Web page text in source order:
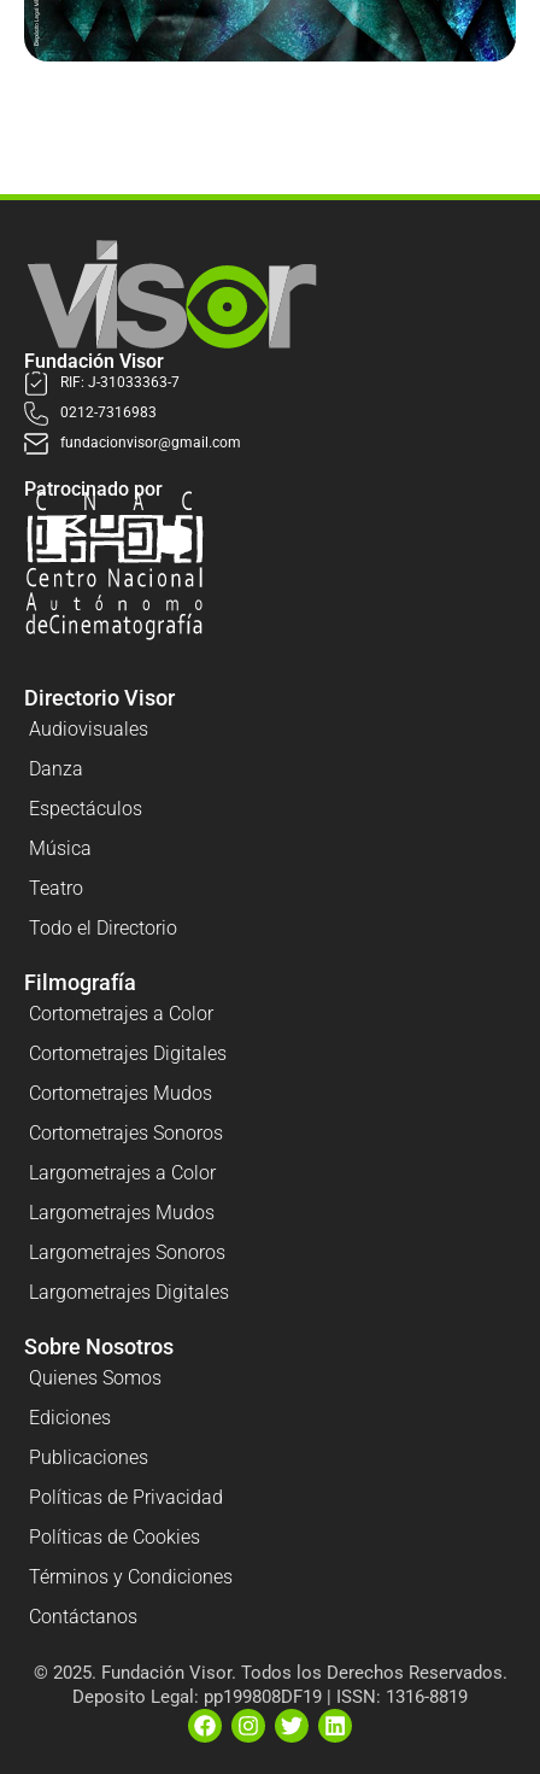
Fundación Visor
RIF: J-31033363-7
0212-7316983
fundacionvisor@gmail.com
Patrocinado por
Directorio Visor
Audiovisuales
Danza
Espectáculos
Música
Teatro
Todo el Directorio
Filmografía
Cortometrajes a Color
Cortometrajes Digitales
Cortometrajes Mudos
Cortometrajes Sonoros
Largometrajes a Color
Largometrajes Mudos
Largometrajes Sonoros
Largometrajes Digitales
Sobre Nosotros
Quienes Somos
Ediciones
Publicaciones
Políticas de Privacidad
Políticas de Cookies
Términos y Condiciones
Contáctanos
© 2025. Fundación Visor. Todos los Derechos Reservados.
Deposito Legal: pp199808DF19 | ISSN: 1316-8819